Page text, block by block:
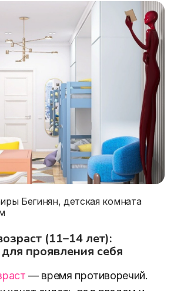
Бегинян, детская комната
(11–14 лет):
проявления себя
— время противоречий.